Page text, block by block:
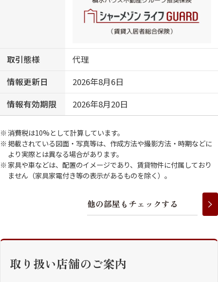
取引態様
代理
情報更新日
2026年8月6日
情報有効期限
2026年8月20日
消費税は10%として計算しています。
掲載されている図面・写真等は、作成方法や撮影方法・時期などに
より実際とは異なる場合があります。
家具や車などは、配置のイメージであり、賃貸物件に付属しており
ません（家具家電付き等の表示があるものを除く）。
他の部屋 も チェ ッ クする
取り扱い店舗のご案内